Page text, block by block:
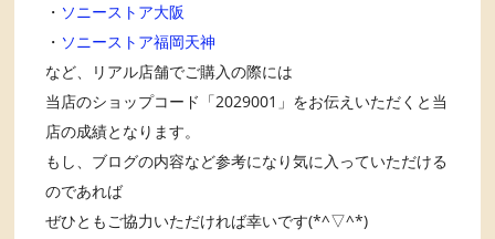
・ ソニーストア大阪
・ ソニーストア福岡天神
など、リアル店舗でご購入の際には
当店のショップコード「2029001」をお伝えいただくと当
店の成績となります。
もし、ブログの内容など参考になり気に入っていただける
のであれば
ぜひともご協力いただければ幸いです(*^▽^*)